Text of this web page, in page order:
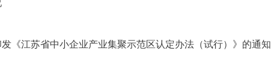
《江苏省中小企业产业集聚示范区认定办法（试行）》的通知